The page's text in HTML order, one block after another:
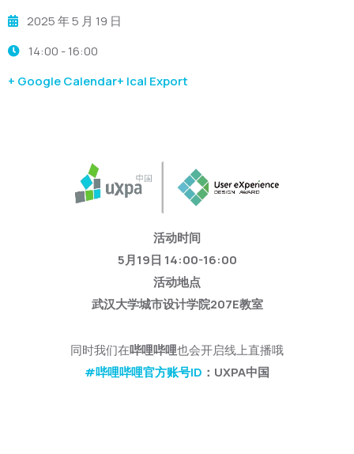
2025 年 5 月 19 日
14:00 -16:00
+ Google Calendar+ Ical Export
活动时间
5月19日 14:00-16:00
活动地点
武汉大学城市设计学院207E教室
同时我们在哔哩哔哩也会开启线上直播哦
#哔哩哔哩官方账号ID ：UXPA中国